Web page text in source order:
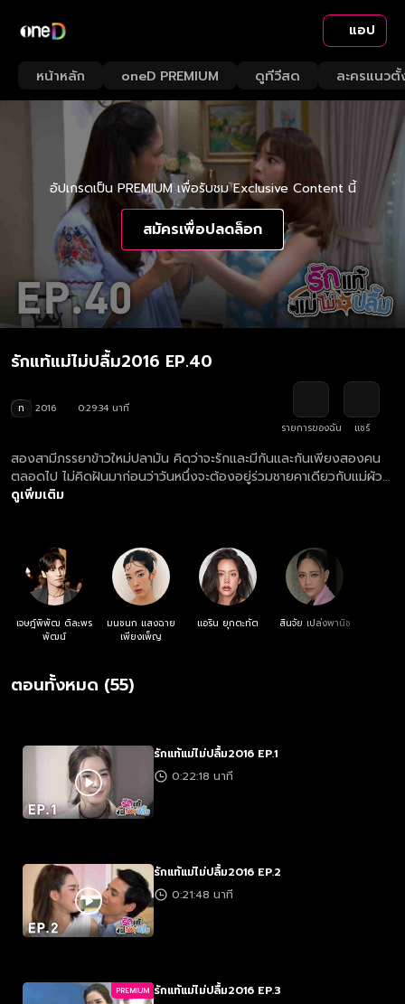
แอป
หน้าหลัก oneD PREMIUM ดูทีวีสด ละครแนวตั้
อัปเกรดเป็น PREMIUM เพื่อรับชม Exclusive Content นี้
สมัครเพื่อปลดล็อก
รักแท้แม่ไม่ปลื้ม2016 EP.40
ท 2016
0:29:34 นาที
รายการของฉัน
แชร์
สองสามีภรรยาข้าวใหม่ปลามัน คิดว่าจะรักและมีกันและกันเพียงสองคน
ตลอดไป ไม่คิดฝันมาก่อนว่าวันหนึ่งจะต้องอยู่ร่วมชายคาเดียวกับแม่ผัว
ตัวร้าย ที่ชอบงัดแผนการแสบออกทดสอบลูกสะใภ้อยู่เรื่อย
ดูเพิ่มเติม
เจษฎ์พิพัฒ ติละพร
พัฒน์
มนชนก แสงฉาย
เพียงเพ็ญ
แอริน ยุกตะทัต สินจัย เปล่งพานิช
ตอนทั้งหมด (55)
รักแท้แม่ไม่ปลื้ม2016 EP.1
0:22:18 นาที
รักแท้แม่ไม่ปลื้ม2016 EP.2
0:21:48 นาที
PREMIUM รักแท้แม่ไม่ปลื้ม2016 EP.3